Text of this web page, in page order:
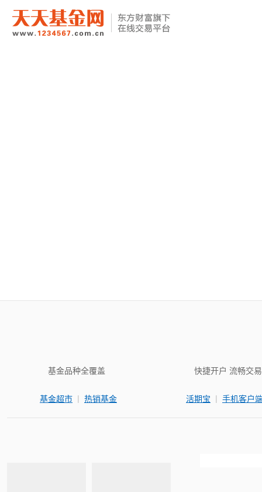
基金品种全覆盖
基金超市 | 热销基金
快捷开户 流畅交易
活期宝 | 手机客户